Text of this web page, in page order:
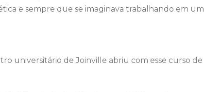
e sempre que se imaginava trabalhando em um
universitário de Joinville abriu com esse curso de